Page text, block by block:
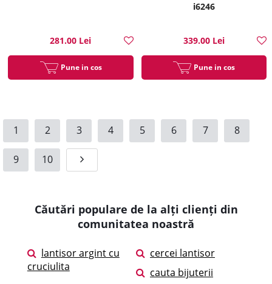
281.00 Lei
Pune in cos
i6246
339.00 Lei
Pune in cos
1 2 3 4 5 6 7 8
9 10
Căutări populare de la alți clienți din
comunitatea noastră
lantisor argint cu
cruciulita
cercei lantisor
cauta bijuterii